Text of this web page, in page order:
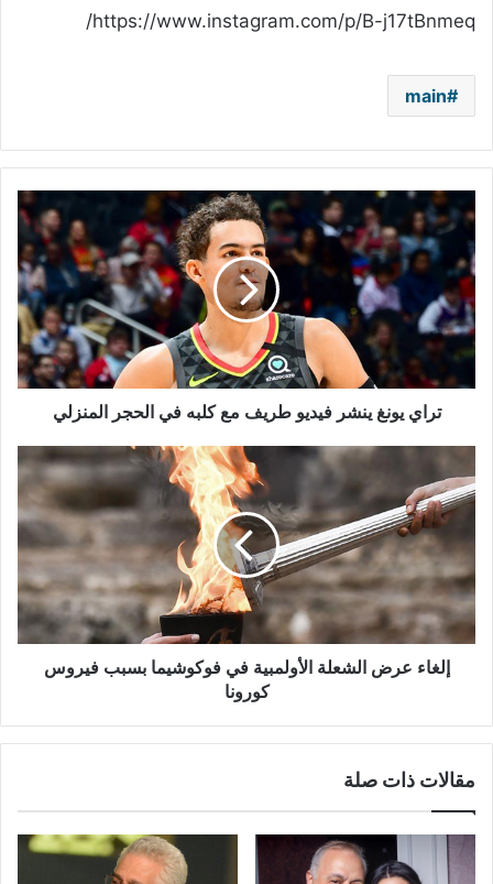
https://www.instagram.com/p/B-j17tBnmeq/
main
تراي
يونغ
ينشر
فيديو
طريف
مع
كلبه
في
الحجر
المنزليتراي يونغ ينشر فيديو طريف مع كلبه في الحجر المنزلي
عرض
الشعلة
الأولمبية
في
فوكوشيما
بسبب
فيروس
كورونا
إلغاء عرض الشعلة الأولمبية في فوكوشيما بسبب فيروس
كورونا
مقالات ذات صلة